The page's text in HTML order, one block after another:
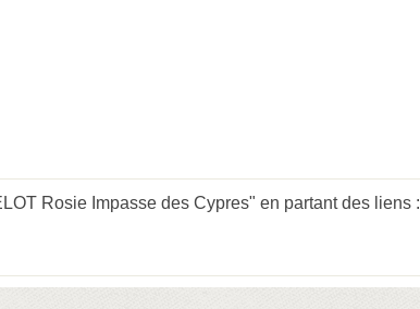
Rosie Impasse des Cypres" en partant des liens :